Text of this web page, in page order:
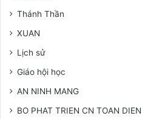
Thánh Thần
XUAN
Lịch sử
Giáo hội học
AN NINH MANG
BO PHAT TRIEN CN TOAN DIEN